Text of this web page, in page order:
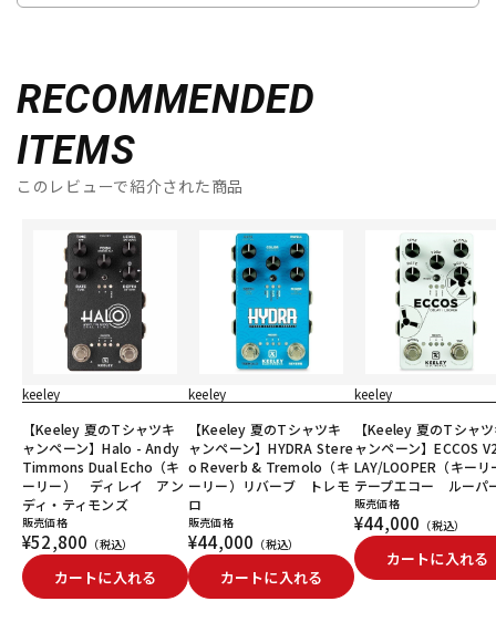
RECOMMENDED
ITEMS
このレビューで紹介された商品
keeley
【Keeley 夏のTシャツキ
ャンペーン】Halo - Andy
Timmons Dual Echo（キ
ーリー） ディレイ アン
ディ・ティモンズ
販売価格
¥52,800 （税込）
カートに入れる
keeley
【Keeley 夏のTシャツキ
ャンペーン】HYDRA Stere
o Reverb & Tremolo（キ
ーリー）リバーブ トレモ
ロ
販売価格
¥44,000 （税込）
カートに入れる
keeley
【Keeley 夏のTシャ
ャンペーン】ECCOS
LAY/LOOPER（キーリ
テープエコー ルーパ
販売価格
¥44,000 （税込）
カートに入れる